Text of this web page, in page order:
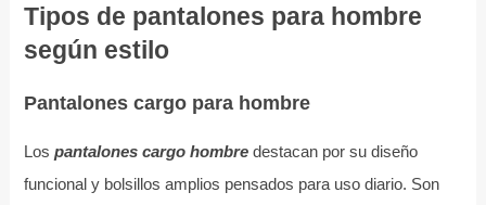
Tipos de pantalones para hombre
según estilo
Pantalones cargo para hombre
Los pantalones cargo hombredestacan por su diseño
funcional y bolsillos amplios pensados para uso diario. Son